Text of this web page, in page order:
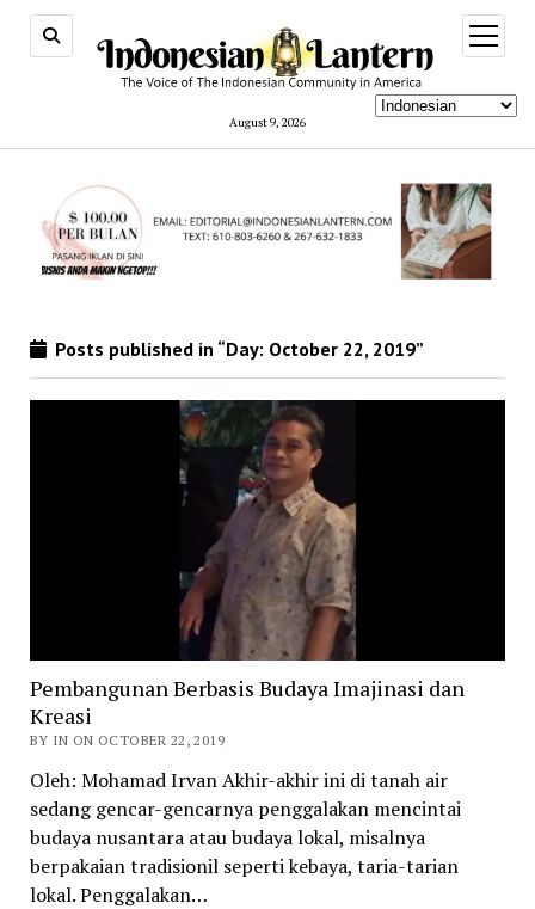
August 9, 2026
open
menu
Posts published in “Day: October 22, 2019”
Pembangunan Berbasis Budaya Imajinasi dan
Kreasi
BY IN ON OCTOBER 22, 2019
Oleh: Mohamad Irvan Akhir-akhir ini di tanah air
sedang gencar-gencarnya penggalakan mencintai
budaya nusantara atau budaya lokal, misalnya
berpakaian tradisionil seperti kebaya, taria-tarian
lokal. Penggalakan…